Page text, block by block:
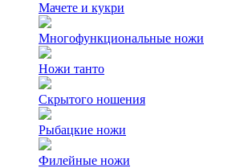
Мачете и кукри
Многофункциональные ножи
Ножи танто
Скрытого ношения
Рыбацкие ножи
Филейные ножи